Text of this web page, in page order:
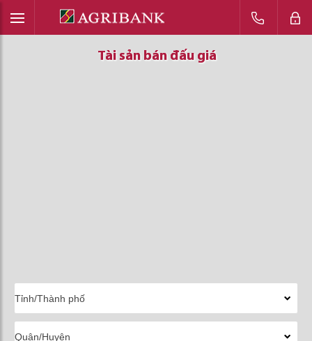
Tài sản bán đấu giá
Tài sản bán đấu giá
Tài sản bán đấu giá